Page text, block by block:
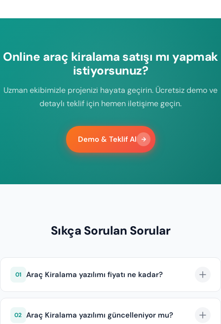
Online araç kiralama satışı mı yapmak
istiyorsunuz?
Uzman ekibimizle projenizi hayata geçirin. Ücretsiz demo ve
detaylı teklif için hemen iletişime geçin.
Demo & Teklif Al
Sıkça Sorulan Sorular
01 Araç Kiralama yazılımı fiyatı ne kadar?
0850 346 68 40 numaralı telefondan veya Demo &
alabilirsiniz.
02 Araç Kiralama yazılımı güncelleniyor mu?